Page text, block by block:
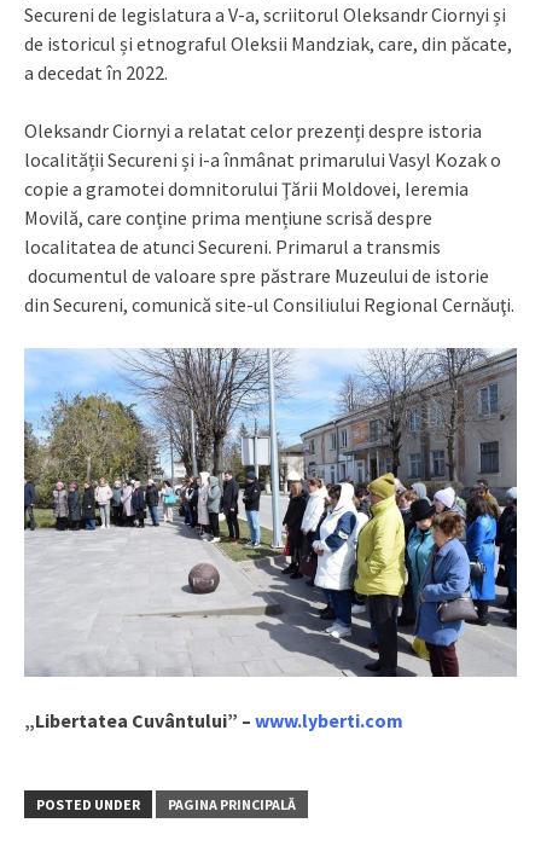
Secureni de legislatura a V-a, scriitorul Oleksandr Ciornyi și
de istoricul și etnograful Oleksii Mandziak, care, din păcate,
a decedat în 2022.
Oleksandr Ciornyi a relatat celor prezenți despre istoria
localității Secureni și i-a înmânat primarului Vasyl Kozak o
copie a gramotei domnitorului Ţării Moldovei, Ieremia
Movilă, care conține prima mențiune scrisă despre
localitatea de atunci Secureni. Primarul a transmis
documentul de valoare spre păstrare Muzeului de istorie
din Secureni, comunică site-ul Consiliului Regional Cernăuţi.
„Libertatea Cuvântului” – www.lyberti.com
POSTED UNDER PAGINA PRINCIPALĂ